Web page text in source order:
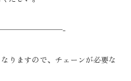
りますので、チェーンが必要な